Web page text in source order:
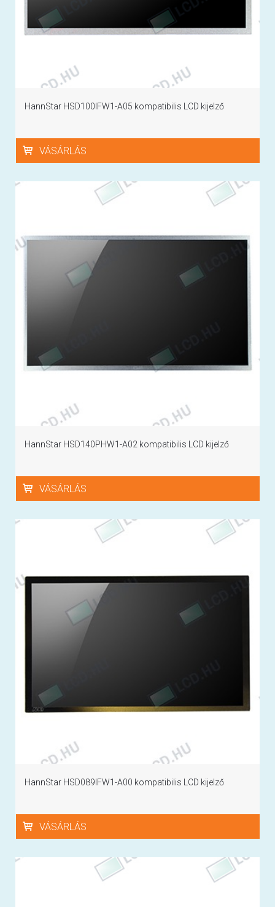
HannStar HSD100IFW1-A05 kompatibilis LCD kijelző
VÁSÁRLÁS
HannStar HSD140PHW1-A02 kompatibilis LCD kijelző
VÁSÁRLÁS
HannStar HSD089IFW1-A00 kompatibilis LCD kijelző
VÁSÁRLÁS